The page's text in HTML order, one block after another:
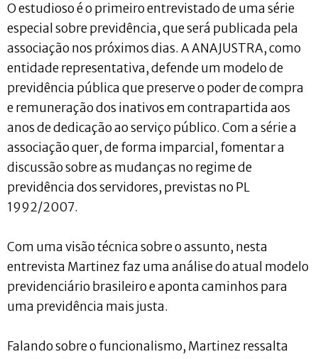
O estudioso é o primeiro entrevistado de uma série
especial sobre previdência, que será publicada pela
associação nos próximos dias. A ANAJUSTRA, como
entidade representativa, defende um modelo de
previdência pública que preserve o poder de compra
e remuneração dos inativos em contrapartida aos
anos de dedicação ao serviço público. Com a série a
associação quer, de forma imparcial, fomentar a
discussão sobre as mudanças no regime de
previdência dos servidores, previstas no PL
1992/2007.
Com uma visão técnica sobre o assunto, nesta
entrevista Martinez faz uma análise do atual modelo
previdenciário brasileiro e aponta caminhos para
uma previdência mais justa.
Falando sobre o funcionalismo, Martinez ressalta